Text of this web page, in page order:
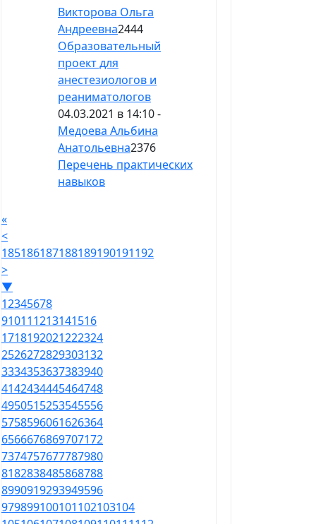
Викторова Ольга
Андреевна2444
Образовательный
проект для
анестезиологов и
реаниматологов
04.03.2021 в 14:10 -
Медоева Альбина
Анатольевна2376
Перечень практических
навыков
«
<
185186187188189190191192
>
▼
12345678
910111213141516
1718192021222324
2526272829303132
3334353637383940
4142434445464748
4950515253545556
5758596061626364
6566676869707172
7374757677787980
8182838485868788
8990919293949596
979899100101102103104